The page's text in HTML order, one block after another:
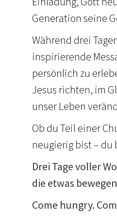
Generation seine
Während drei
inspirierende
persönlich zu
Jesus richten, im
unser Leben
Ob du Teil einer
neugierig bist –
Drei Tage voller
die etwas
Come hungry.